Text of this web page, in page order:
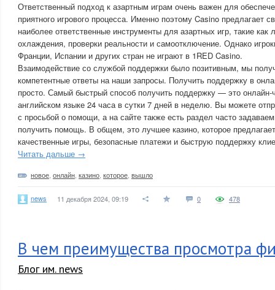
Ответственный подход к азартным играм очень важен для
приятного игрового процесса. Именно поэтому Casino предлагает
наиболее ответственные инструменты для азартных игр, такие
охлаждения, проверки реальности и самоотключение. Однако
Франции, Испании и других стран не играют в 1RED Casino.
Взаимодействие со службой поддержки было позитивным, мы
компетентные ответы на наши запросы. Получить поддержку в
просто. Самый быстрый способ получить поддержку — это онлайн-
английском языке 24 часа в сутки 7 дней в неделю. Вы можете
с просьбой о помощи, а на сайте также есть раздел часто
получить помощь. В общем, это лучшее казино, которое
качественные игры, безопасные платежи и быструю поддержку
Читать дальше →
новое онлайн казино которое вышло
news 11 декабря 2024, 09:19 0 478
В чем преимущества просмотра
Блог им. news